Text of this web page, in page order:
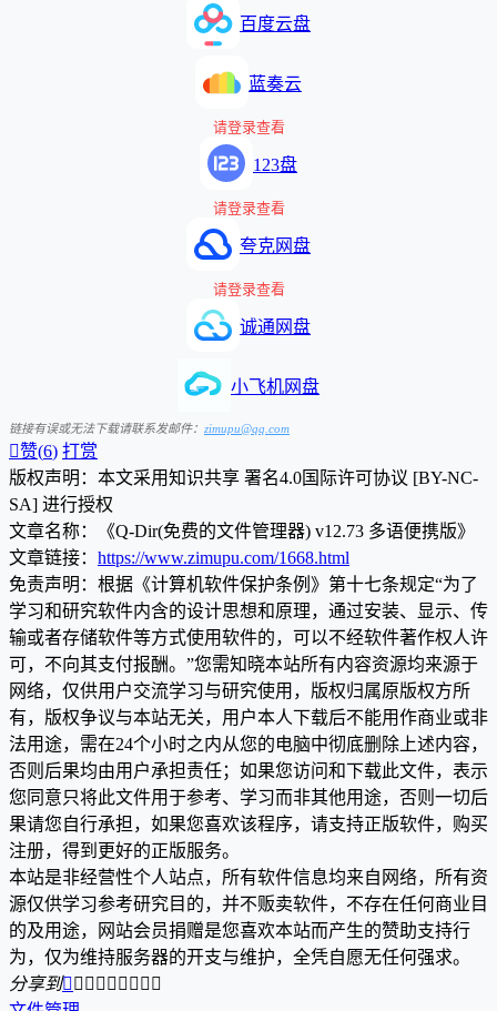
百度云盘
蓝奏云
请登录查看
123盘
请登录查看
夸克网盘
请登录查看
诚通网盘
小飞机网盘
链接有误或无法下载请联系发邮件： zimupu@qq.com
赞(6) 打赏
版权声明：本文采用知识共享 署名4.0国际许可协议 [BY-NC-
SA] 进行授权
文章名称：《Q-Dir(免费的文件管理器) v12.73 多语便携版》
文章链接： https://www.zimupu.com/1668.html
免责声明：根据《计算机软件保护条例》第十七条规定“为了
学习和研究软件内含的设计思想和原理，通过安装、显示、传
输或者存储软件等方式使用软件的，可以不经软件著作权人许
可，不向其支付报酬。”您需知晓本站所有内容资源均来源于
网络，仅供用户交流学习与研究使用，版权归属原版权方所
有，版权争议与本站无关，用户本人下载后不能用作商业或非
法用途，需在24个小时之内从您的电脑中彻底删除上述内容，
否则后果均由用户承担责任；如果您访问和下载此文件，表示
您同意只将此文件用于参考、学习而非其他用途，否则一切后
果请您自行承担，如果您喜欢该程序，请支持正版软件，购买
注册，得到更好的正版服务。
本站是非经营性个人站点，所有软件信息均来自网络，所有资
源仅供学习参考研究目的，并不贩卖软件，不存在任何商业目
的及用途，网站会员捐赠是您喜欢本站而产生的赞助支持行
为，仅为维持服务器的开支与维护，全凭自愿无任何强求。
分享到        